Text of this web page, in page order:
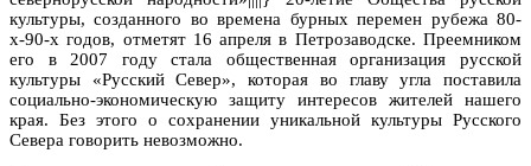
культуры, созданного во времена бурных перемен рубежа 80-
х-90-х годов, отметят 16 апреля в Петрозаводске. Преемником
его в 2007 году стала общественная организация русской
культуры «Русский Север», которая во главу угла поставила
социально-экономическую защиту интересов жителей нашего
края. Без этого о сохранении уникальной культуры Русского
Севера говорить невозможно.